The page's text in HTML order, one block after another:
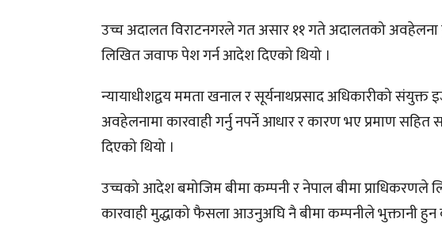
उच्च अदालत विराटनगरले गत असार ११ गते अदालतको अवहेलना
लिखित जवाफ पेश गर्न आदेश दिएको थियो ।
न्यायाधीशद्वय ममता खनाल र सूर्यनाथप्रसाद अधिकारीको
अवहेलनामा कारवाही गर्नु नपर्ने आधार र कारण भए प्रमाण
दिएको थियो ।
उच्चको आदेश बमोजिम बीमा कम्पनी र नेपाल बीमा
कारवाही मुद्धाको फैसला आउनुअघि नै बीमा कम्पनीले भुक्तानी हुन